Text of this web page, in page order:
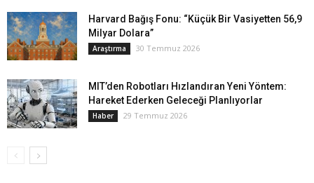
Harvard Bağış Fonu: “Küçük Bir Vasiyetten 56,9
Milyar Dolara”
Araştırma 30 Temmuz 2026
MIT’den Robotları Hızlandıran Yeni Yöntem:
Hareket Ederken Geleceği Planlıyorlar
Haber 29 Temmuz 2026